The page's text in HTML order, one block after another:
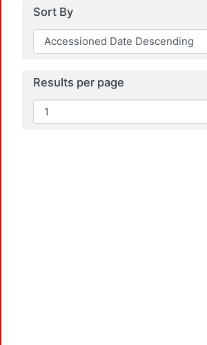
Sort By
Results per page